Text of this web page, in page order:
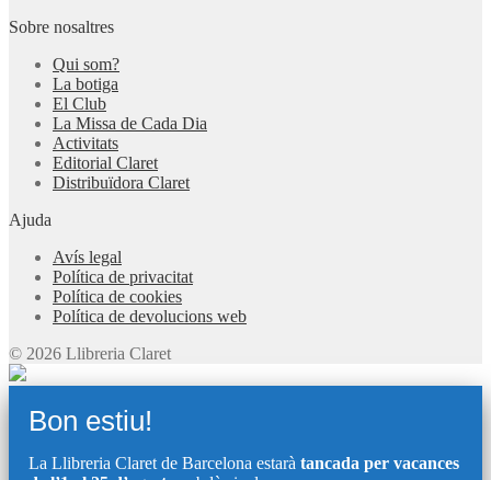
Sobre nosaltres
Qui som?
La botiga
El Club
La Missa de Cada Dia
Activitats
Editorial Claret
Distribuïdora Claret
Ajuda
Avís legal
Política de privacitat
Política de cookies
Política de devolucions web
© 2026 Llibreria Claret
Bon estiu!
La Llibreria Claret de Barcelona estarà tancada per vacances